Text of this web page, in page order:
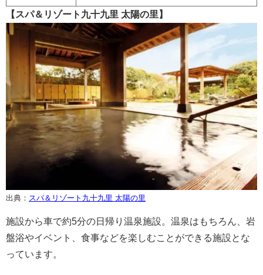
【スパ＆リゾート九十九里 太陽の里】
出典： スパ＆リゾート九十九里 太陽の里
施設から車で約5分の日帰り温泉施設。温泉はもちろん、岩
盤浴やイベント、食事などを楽しむことができる施設とな
っています。